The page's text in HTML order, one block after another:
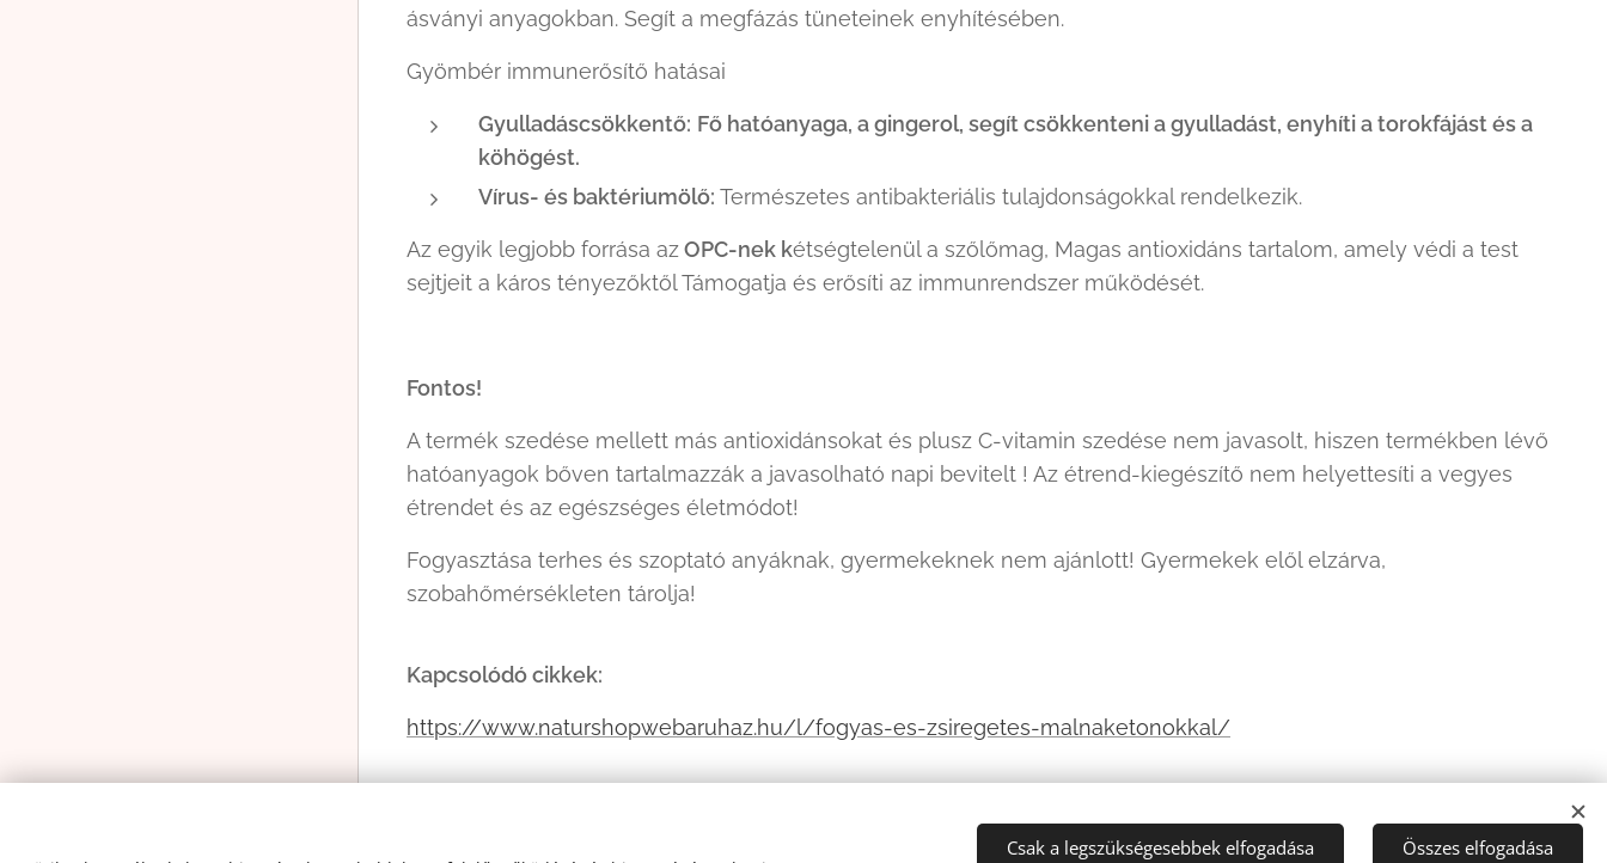
ásványi anyagokban. Segít a megfázás tüneteinek enyhítésében.
Gyömbér immunerősítő hatásai
Gyulladáscsökkentő: Fő hatóanyaga, a gingerol, segít csökkenteni a gyulladást, enyhíti a torokfájást és a
köhögést.
Vírus- és baktériumölő: Természetes antibakteriális tulajdonságokkal rendelkezik.
Az egyik legjobb forrása azOPC-nek kétségtelenül a szőlőmag, Magas antioxidáns tartalom, amely védi a test
sejtjeit a káros tényezőktől Támogatja és erősíti az immunrendszer működését.
Fontos!
A termék szedése mellett más antioxidánsokat és plusz C-vitamin szedése nem javasolt, hiszen termékben lévő
hatóanyagok bőven tartalmazzák a javasolható napi bevitelt ! Az étrend-kiegészítő nem helyettesíti a vegyes
étrendet és az egészséges életmódot!
Fogyasztása terhes és szoptató anyáknak, gyermekeknek nem ajánlott! Gyermekek elől elzárva,
szobahőmérsékleten tárolja!
Kapcsolódó cikkek:
https://www.naturshopwebaruhaz.hu/l/fogyas-es-zsiregetes-malnaketonokkal/
Csak a legszükségesebbek elfogadása Összes elfogadása